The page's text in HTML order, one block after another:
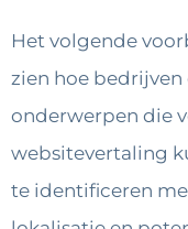
Het volgende
zien hoe
onderwerpen die
websitevertaling
te identificeren